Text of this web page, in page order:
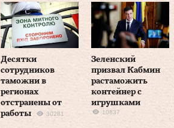
Десятки
сотрудников
таможни в
регионах
отстранены от
работы
30281
Зеленский
призвал Кабмин
растаможить
контейнер с
игрушками
10837